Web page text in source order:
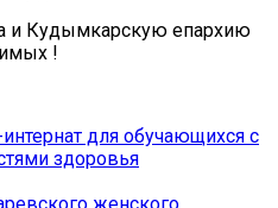
и Кудымкарскую епархию
!
для обучающихся с
здоровья